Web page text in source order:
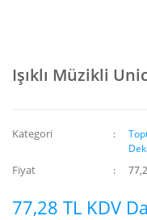
Işıklı Müzikli
Kategori
Fiyat
77,28 TL KDV